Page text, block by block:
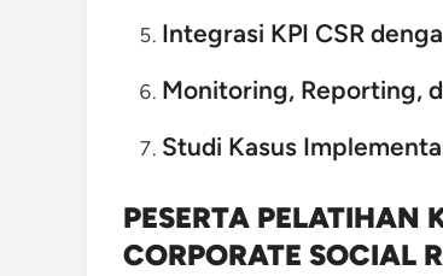
Integrasi KPI CSR
Monitoring, Reporting,
Studi Kasus
PESERTA PELATIHAN
CORPORATE SOCIAL